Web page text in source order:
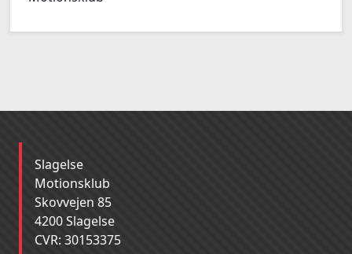
Slagelse
Motionsklub
Skovvejen 85
4200 Slagelse
CVR: 30153375